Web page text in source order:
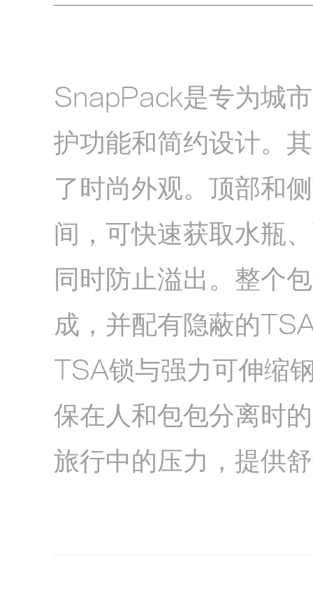
SnapPack是专为城
护功能和简约设计。
了时尚外观。顶部和
间，可快速获取水瓶
同时防止溢出。整个
成，并配有隐蔽的
TSA锁与强力可伸缩
保在人和包包分离时
旅行中的压力，提供